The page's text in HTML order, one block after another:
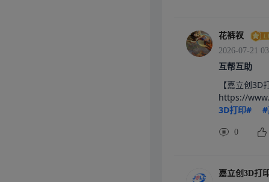
花裤衩
2026-07-21
互帮互助
【嘉立创
https://
3D打印#
#
0
嘉立创3D打